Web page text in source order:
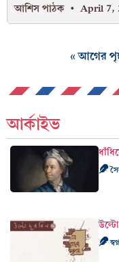
আশিস পাঠক April 7,
« আগের
আর্কাইভ